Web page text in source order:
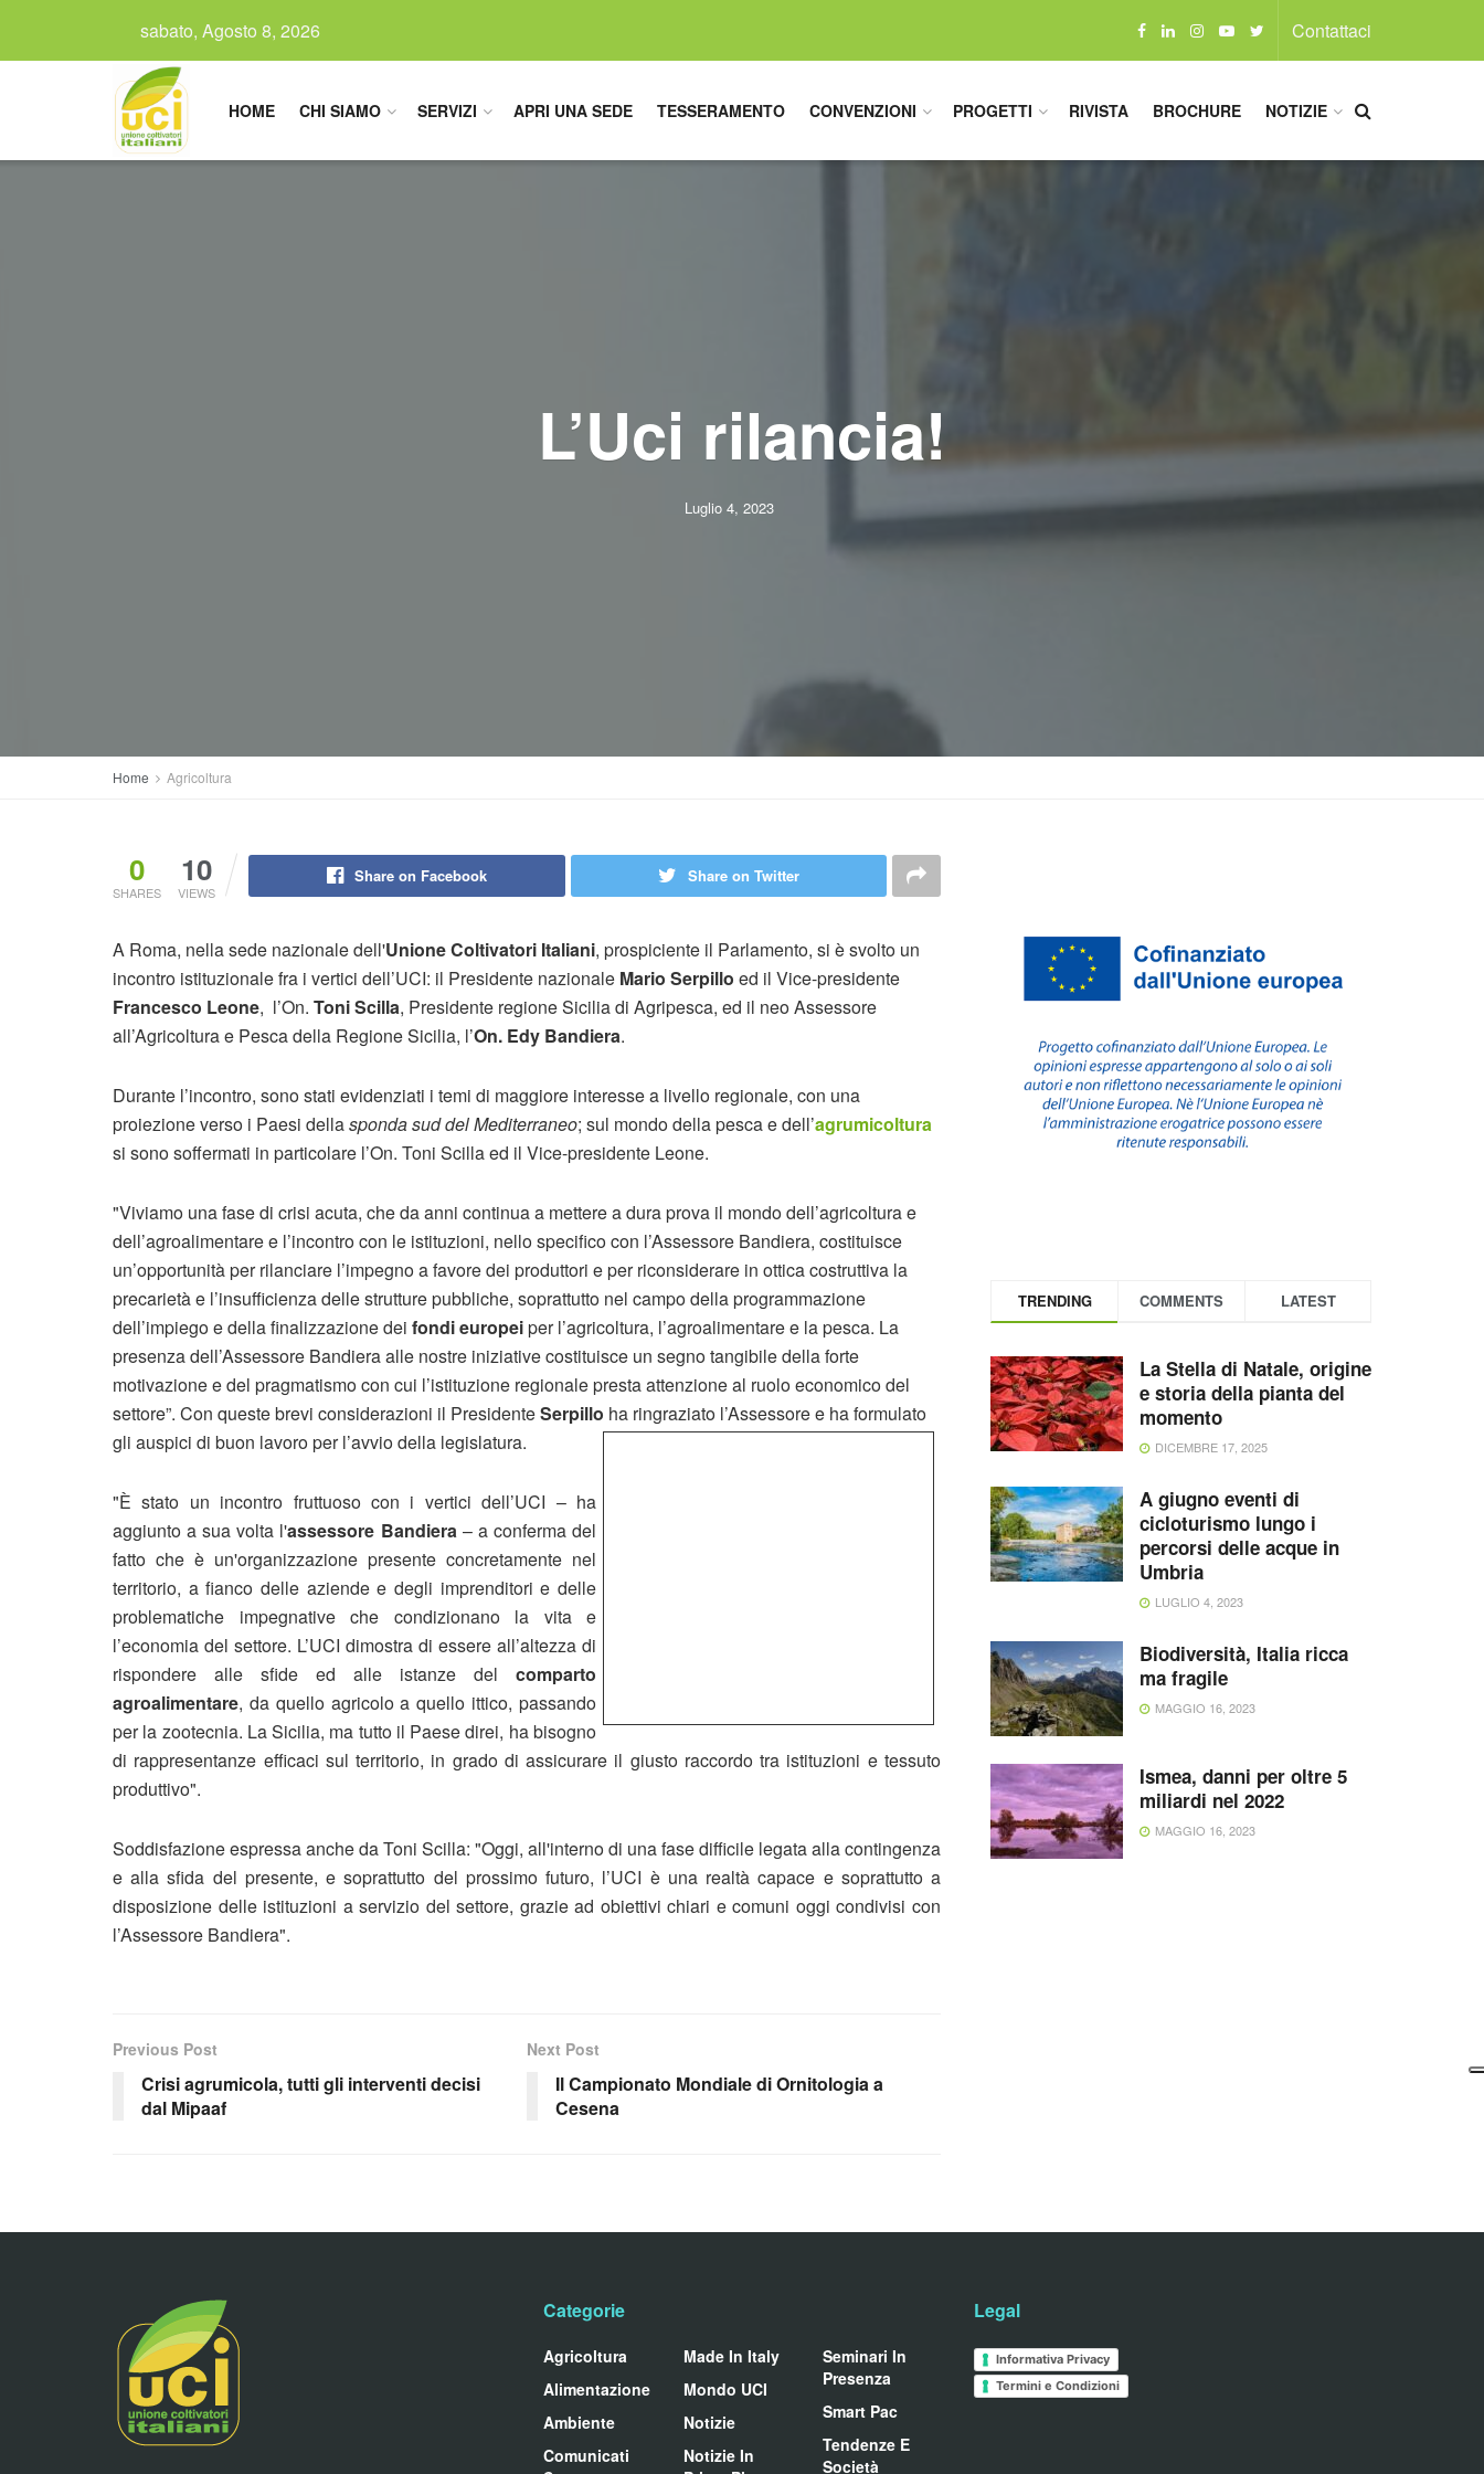
sabato, Agosto 8, 2026 Contattaci
HOME CHI SIAMO SERVIZI APRI UNA SEDE TESSERAMENTO CONVENZIONI PROGETTI RIVISTA BROCHURE NOTIZIE
L’Uci rilancia!
Luglio 4, 2023
Home Agricoltura
0
SHARES
10
VIEWS
Share on Facebook Share on Twitter
A Roma, nella sede nazionale dell'Unione Coltivatori Italiani, prospiciente il Parlamento, si è svolto un
incontro istituzionale fra i vertici dell’UCI: il Presidente nazionale Mario Serpillo ed il Vice-presidente
Francesco Leone, l’On. Toni Scilla, Presidente regione Sicilia di Agripesca, ed il neo Assessore
all’Agricoltura e Pesca della Regione Sicilia, l’On. Edy Bandiera.
Durante l’incontro, sono stati evidenziati i temi di maggiore interesse a livello regionale, con una
proiezione verso i Paesi dellasponda sud del Mediterraneo; sul mondo della pesca e dell’agrumicoltura
si sono soffermati in particolare l’On. Toni Scilla ed il Vice-presidente Leone.
"Viviamo una fase di crisi acuta, che da anni continua a mettere a dura prova il mondo dell’agricoltura e
dell’agroalimentare e l’incontro con le istituzioni, nello specifico con l’Assessore Bandiera, costituisce
un’opportunità per rilanciare l’impegno a favore dei produttori e per riconsiderare in ottica costruttiva la
precarietà e l’insufficienza delle strutture pubbliche, soprattutto nel campo della programmazione
dell’impiego e della finalizzazione dei fondi europeiper l’agricoltura, l’agroalimentare e la pesca. La
presenza dell’Assessore Bandiera alle nostre iniziative costituisce un segno tangibile della forte
motivazione e del pragmatismo con cui l’istituzione regionale presta attenzione al ruolo economico del
settore”. Con queste brevi considerazioni il PresidenteSerpillo ha ringraziato l’Assessore e ha formulato
gli auspici di buon lavoro per l’avvio della legislatura.
"È stato un incontro fruttuoso con i vertici dell’UCI – ha
aggiunto a sua volta l'assessore Bandiera– a conferma del
fatto che è un'organizzazione presente concretamente nel
territorio, a fianco delle aziende e degli imprenditori e delle
problematiche impegnative che condizionano la vita e
l’economia del settore. L’UCI dimostra di essere all’altezza di
rispondere alle sfide ed alle istanze del comparto
agroalimentare, da quello agricolo a quello ittico, passando
per la zootecnia. La Sicilia, ma tutto il Paese direi, ha bisogno
di rappresentanze efficaci sul territorio, in grado di assicurare il giusto raccordo tra istituzioni e tessuto
produttivo".
Soddisfazione espressa anche da Toni Scilla: "Oggi, all'interno di una fase difficile legata alla contingenza
e alla sfida del presente, e soprattutto del prossimo futuro, l’UCI è una realtà capace e soprattutto a
disposizione delle istituzioni a servizio del settore, grazie ad obiettivi chiari e comuni oggi condivisi con
l’Assessore Bandiera".
Previous Post
Crisi agrumicola, tutti gli interventi decisi
dal Mipaaf
Next Post
Il Campionato Mondiale di Ornitologia a
Cesena
TRENDING COMMENTS LATEST
La Stella di Natale, origine
e storia della pianta del
momento
DICEMBRE 17, 2025
A giugno eventi di
cicloturismo lungo i
percorsi delle acque in
Umbria
LUGLIO 4, 2023
Biodiversità, Italia ricca
ma fragile
MAGGIO 16, 2023
Ismea, danni per oltre 5
miliardi nel 2022
MAGGIO 16, 2023
Categorie
Agricoltura
Alimentazione
Ambiente
Comunicati
Made In Italy
Mondo UCI
Notizie
Notizie In
Seminari In
Presenza
Smart Pac
Tendenze E
Società
Legal
Informativa Privacy
Termini e Condizioni